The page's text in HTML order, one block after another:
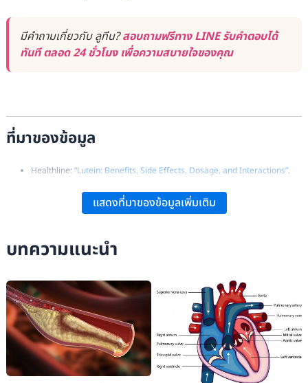
มีคำถามเกี่ยวกับ ลูทีน?สอบถามฟรีทาง LINE รับคำตอบได้
ทันที ตลอด 24 ชั่วโมง เพื่อความสบายใจของคุณ
ที่มาของข้อมูล
Healthline: “Lutein: Benefits, Side Effects, Dosage, and Interactions”.
“Lutein: Uses, Side Effects & Dosage Guide”
แสดงที่มาของข้อมูลเพิ่มเติม
บทความแนะนำ